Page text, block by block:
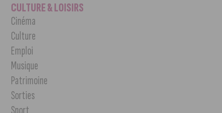
CULTURE & LOISIRS
Cinéma
Culture
Emploi
Musique
Patrimoine
Sorties